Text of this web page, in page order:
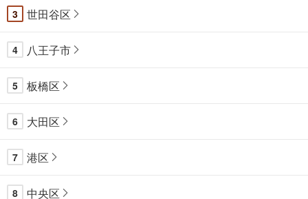
3 世田谷区
4 八王子市
5 板橋区
6 大田区
7 港区
8 中央区